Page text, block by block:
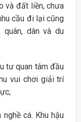
và đất liền, chưa
cầu đi lại cũng
dân và du
tư quan tâm đầu
vui chơi giải trí
cá. Khu hậu